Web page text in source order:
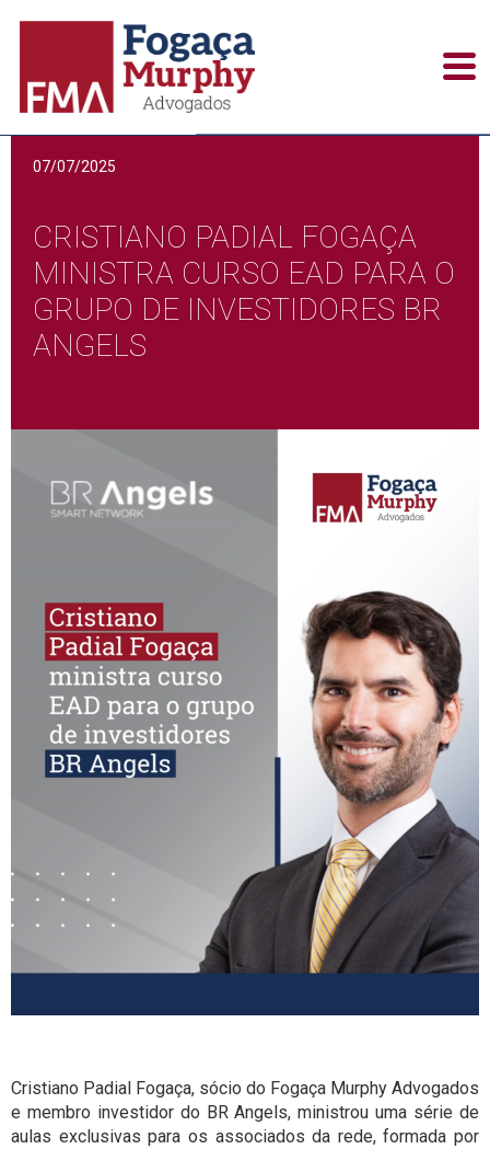
Notícias
07/07/2025
CRISTIANO PADIAL FOGAÇA
MINISTRA CURSO EAD PARA O
GRUPO DE INVESTIDORES BR
ANGELS
Cristiano Padial Fogaça, sócio do Fogaça Murphy Advogados
e membro investidor do BR Angels, ministrou uma série de
aulas exclusivas para os associados da rede, formada por